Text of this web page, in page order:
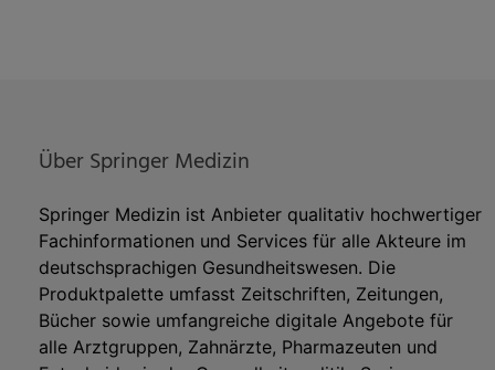
Über Springer Medizin
Springer Medizin ist Anbieter qualitativ hochwertiger
Fachinformationen und Services für alle Akteure im
deutschsprachigen Gesundheitswesen. Die
Produktpalette umfasst Zeitschriften, Zeitungen,
Bücher sowie umfangreiche digitale Angebote für
alle Arztgruppen, Zahnärzte, Pharmazeuten und